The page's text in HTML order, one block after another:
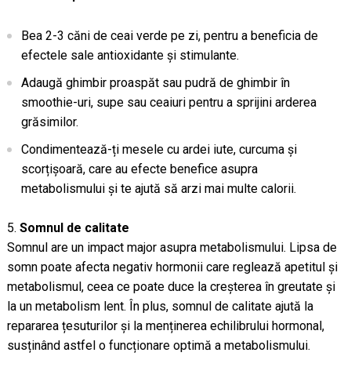
Bea 2-3 căni de ceai verde pe zi, pentru a beneficia de
efectele sale antioxidante și stimulante.
Adaugă ghimbir proaspăt sau pudră de ghimbir în
smoothie-uri, supe sau ceaiuri pentru a sprijini arderea
grăsimilor.
Condimentează-ți mesele cu ardei iute, curcuma și
scorțișoară, care au efecte benefice asupra
metabolismului și te ajută să arzi mai multe calorii.
Somnul de calitate
Somnul are un impact major asupra metabolismului. Lipsa de
somn poate afecta negativ hormonii care reglează apetitul și
metabolismul, ceea ce poate duce la creșterea în greutate și
la un metabolism lent. În plus, somnul de calitate ajută la
repararea țesuturilor și la menținerea echilibrului hormonal,
susținând astfel o funcționare optimă a metabolismului.